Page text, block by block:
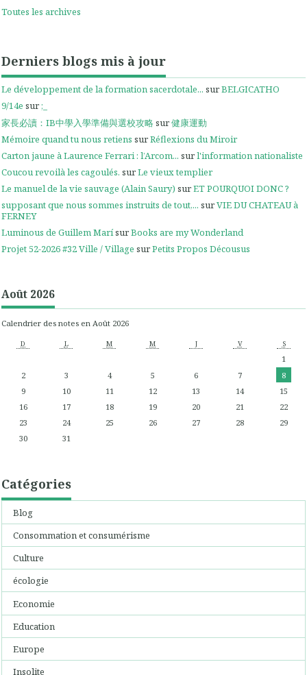
Toutes les archives
Derniers blogs mis à jour
Le développement de la formation sacerdotale... surBELGICATHO
9/14e sur;_
家長必讀：IB中學入學準備與選校攻略 sur健康運動
Mémoire quand tu nous retiens surRéflexions du Miroir
Carton jaune à Laurence Ferrari : l’Arcom... surl'information nationaliste
Coucou revoilà les cagoulés. surLe vieux templier
Le manuel de la vie sauvage (Alain Saury) surET POURQUOI DONC ?
supposant que nous sommes instruits de tout,... surVIE DU CHATEAU à
FERNEY
Luminous de Guillem MarísurBooks are my Wonderland
Projet 52-2026 #32 Ville / Village surPetits Propos Décousus
Août 2026
Calendrier des notes en Août 2026
D L M M J V S
1
2
3 4 5 6 7
8
9
10 11 12 13 14
15
16
17 18 19 20 21
22
23
24 25 26 27 28
29
30
31
Catégories
Blog
Consommation et consumérisme
Culture
écologie
Economie
Education
Europe
Insolite